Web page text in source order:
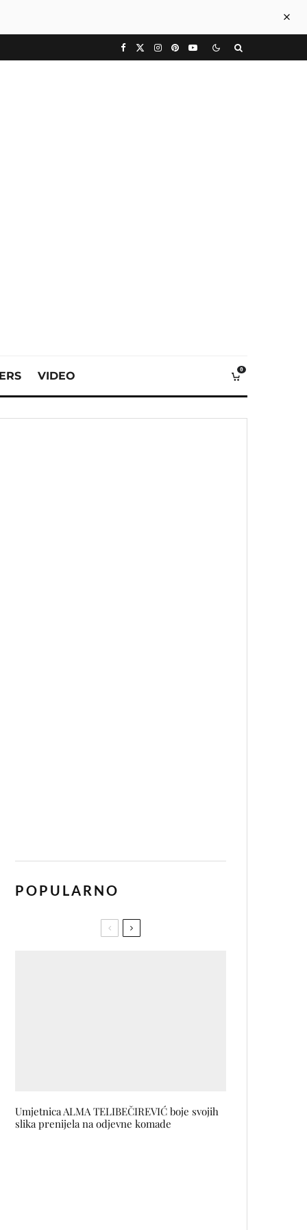
VIDEO 0
POPULARNO
Umjetnica ALMA TELIBEČIREVIĆ boje svojih
slika prenijela na odjevne komade